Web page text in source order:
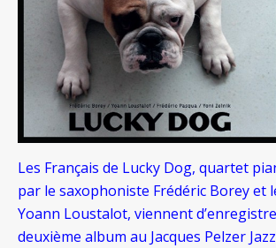
Les Français de Lucky Dog, quartet
par le saxophoniste Frédéric Borey et
Yoann Loustalot, viennent
deuxième album au Jacques Pelzer